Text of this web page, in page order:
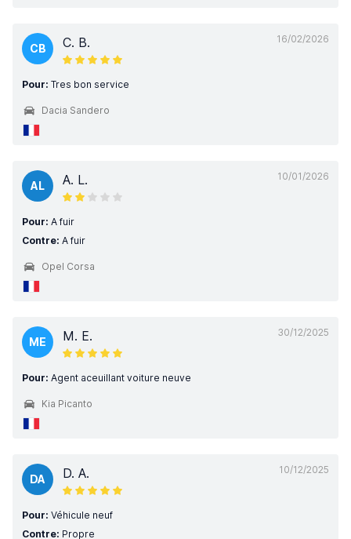
16/02/2026
CB C. B.
Pour: Tres bon service
Dacia Sandero
10/01/2026
AL A. L.
Pour: A fuir
Contre: A fuir
Opel Corsa
30/12/2025
ME M. E.
Pour: Agent aceuillant voiture neuve
Kia Picanto
10/12/2025
DA D. A.
Pour: Véhicule neuf
Contre: Propre